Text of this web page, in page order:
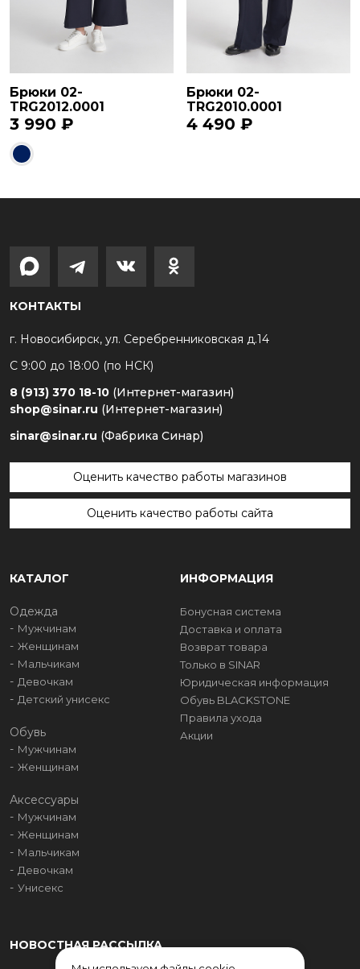
Брюки 02-
TRG2012.0001
3 990 ₽
Брюки 02-
TRG2010.0001
4 490 ₽
КОНТАКТЫ
г. Новосибирск, ул. Серебренниковская д.14
С 9:00 до 18:00 (по НСК)
8 (913) 370 18-10 (Интернет-магазин)
shop@sinar.ru (Интернет-магазин)
sinar@sinar.ru (Фабрика Синар)
Оценить качество работы магазинов
Оценить качество работы сайта
КАТАЛОГ
Одежда
Мужчинам
Женщинам
Мальчикам
Девочкам
Детский унисекс
Обувь
Мужчинам
Женщинам
Аксессуары
Мужчинам
Женщинам
Мальчикам
Девочкам
Унисекс
ИНФОРМАЦИЯ
Бонусная система
Доставка и оплата
Возврат товара
Только в SINAR
Юридическая информация
Обувь BLACKSTONE
Правила ухода
Акции
НОВОСТНАЯ РАССЫЛКА